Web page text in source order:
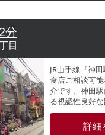
分
目
JR山手線『神
食店ご相談可
介です。神田
る視認性良好
のアクセスも
に位置してい
詳細